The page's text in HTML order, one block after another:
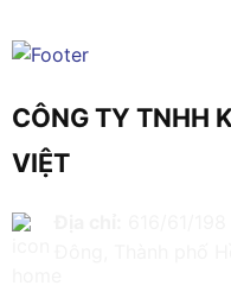
CÔNG TY TNHH
VIỆT